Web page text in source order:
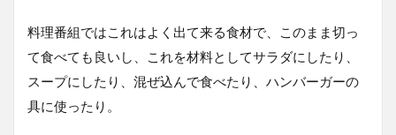
料理番組ではこれはよく出て来る食材で、このまま切っ
て食べても良いし、これを材料としてサラダにしたり、
スープにしたり、混ぜ込んで食べたり、ハンバーガーの
具に使ったり。